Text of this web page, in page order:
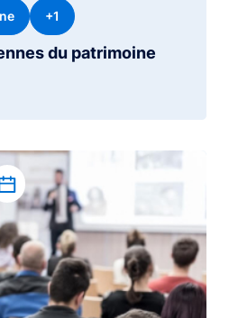
du patrimoine
+1
Ajouter à l’agenda